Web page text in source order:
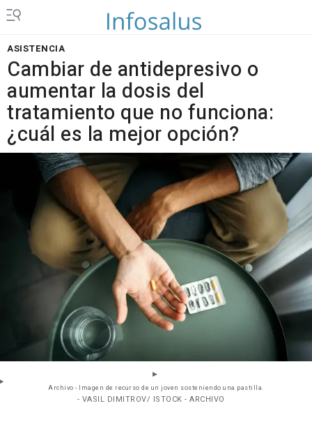
ASISTENCIA
Cambiar de antidepresivo o
aumentar la dosis del
tratamiento que no funciona:
¿cuál es la mejor opción?
Archivo - Imagen de recurso de un joven sosteniendo una pastilla.
- VASIL DIMITROV/ ISTOCK - ARCHIVO